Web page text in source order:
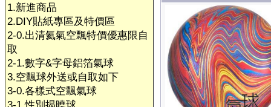
1.新進商品
2.DIY貼紙專區及特價區
2-0.出清氦氣空飄特價優惠限自
取
2-1.數字&字母鋁箔氣球
3.空飄球外送或自取如下
3-0.各樣式空飄氣球